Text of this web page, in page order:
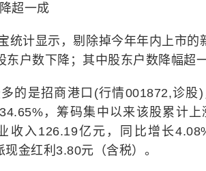
超一成
统计显示，剔除掉今年年内上市
东户数下降；其中股东户数降幅超
的是招商港口(行情001872,诊
，筹码集中以来该股累计上
收入126.19亿元，同比增长
金红利3.80元（含税）。